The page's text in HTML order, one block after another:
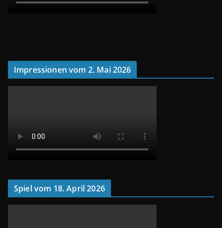
Impressionen vom 2. Mai 2026
Spiel vom 18. April 2026